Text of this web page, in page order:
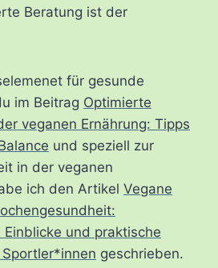
Beratung ist der
für gesunde
im Beitrag Optimierte
veganen Ernährung: Tipps
und speziell zur
in der veganen
ich den Artikel Vegane
und praktische
geschrieben.